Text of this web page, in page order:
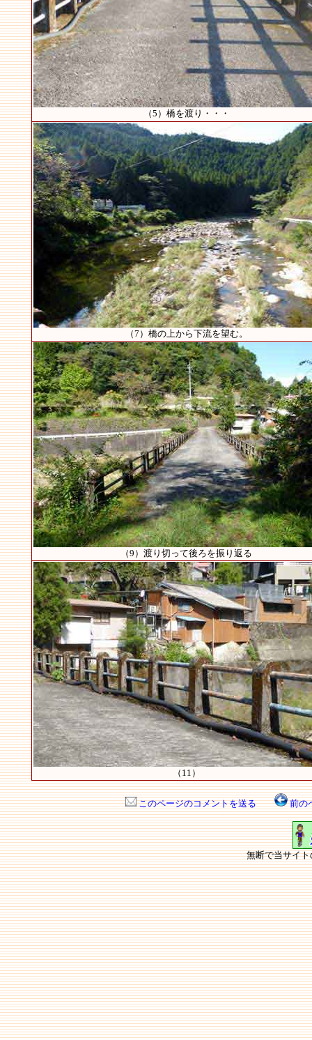
（5）橋を渡り・・・
（7）橋の上から下流を望む。
（9）渡り切って後ろを振り返る
（11）
このページのコメントを送る 前の
無断で当サイ